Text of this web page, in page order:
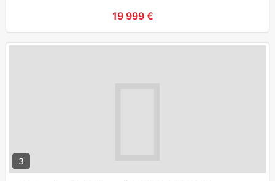
19 999 €
3